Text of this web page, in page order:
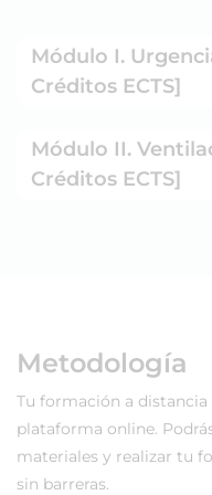
Módulo I.
Créditos ECTS]
Módulo II.
Créditos ECTS]
Metodología
Tu formación a distancia
plataforma online.
materiales y realizar tu
sin barreras.